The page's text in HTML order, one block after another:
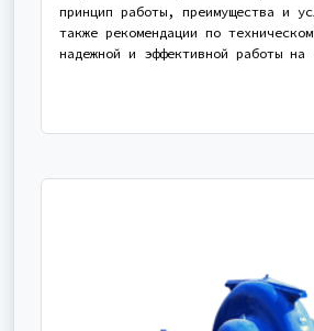
принцип работы, преимущества и
также рекомендации по
надежной и эффективной работы на